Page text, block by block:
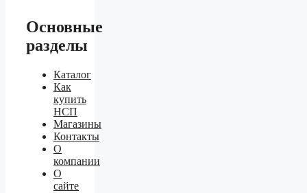
Основные
разделы
Каталог
Как
купить
НСП
Магазины
Контакты
О
компании
О
сайте